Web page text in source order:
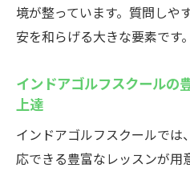
境が整っています。質問しや
安を和らげる大きな要素です。
インドアゴルフスクールの
上達
インドアゴルフスクールでは
応できる豊富なレッスンが用